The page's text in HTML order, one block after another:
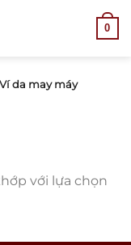
0
Ví da may máy
với lựa chọn